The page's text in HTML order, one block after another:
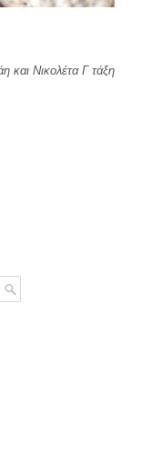
και Νικολέτα Γ τάξη